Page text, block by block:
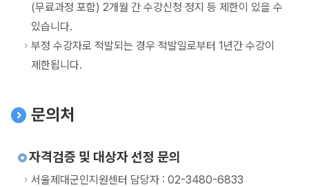
(무료과정 포함) 2개월 간 수강신청 정지 등 제한이 있을 수
있습니다.
부정 수강자로 적발되는 경우 적발일로부터 1년간 수강이
제한됩니다.
문의처
자격검증 및 대상자 선정 문의
서울제대군인지원센터 담당자 : 02-3480-6833